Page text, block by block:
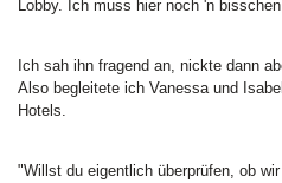
Lobby. Ich muss hier noch 'n
Ich sah ihn fragend an, nickte dann
Also begleitete ich Vanessa und
Hotels.
"Willst du eigentlich überprüfen, ob